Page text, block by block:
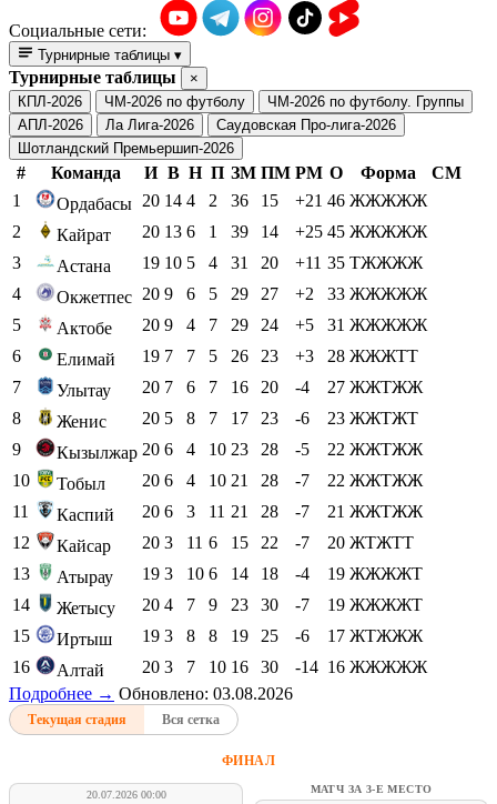
Социальные сети:
Турнирные таблицы ▾
Турнирные таблицы
×
КПЛ-2026
ЧМ-2026 по футболу
ЧМ-2026 по футболу. Группы
АПЛ-2026
Ла Лига-2026
Саудовская Про-лига-2026
Шотландский Премьершип-2026
# Команда И В Н П ЗМ ПМ РМ О Форма
СМ
1
Ордабасы 20 14 4 2 36 15 +21 46 ЖЖЖЖЖ
2
Кайрат 20 13 6 1 39 14 +25 45 ЖЖЖЖЖ
3
Астана 19 10 5 4 31 20 +11 35 ТЖЖЖЖ
4
Окжетпес 20 9 6 5 29 27 +2 33 ЖЖЖЖЖ
5
Актобе 20 9 4 7 29 24 +5 31 ЖЖЖЖЖ
6
Елимай 19 7 7 5 26 23 +3 28 ЖЖЖТТ
7
Улытау 20 7 6 7 16 20 -4 27 ЖЖТЖЖ
8
Женис 20 5 8 7 17 23 -6 23 ЖЖТЖТ
9
Кызылжар 20 6 4 10 23 28 -5 22 ЖЖТЖЖ
10
Тобыл 20 6 4 10 21 28 -7 22 ЖЖТЖЖ
11
Каспий 20 6 3 11 21 28 -7 21 ЖЖТЖЖ
12
Кайсар 20 3 11 6 15 22 -7 20 ЖТЖТТ
13
Атырау 19 3 10 6 14 18 -4 19 ЖЖЖЖТ
14
Жетысу 20 4 7 9 23 30 -7 19 ЖЖЖЖТ
15
Иртыш 19 3 8 8 19 25 -6 17 ЖТЖЖЖ
16
Алтай 20 3 7 10 16 30 -14 16 ЖЖЖЖЖ
Подробнее → Обновлено: 03.08.2026
Текущая стадия Вся сетка
ФИНАЛ
20.07.2026 00:00
МАТЧ ЗА 3-Е МЕСТО